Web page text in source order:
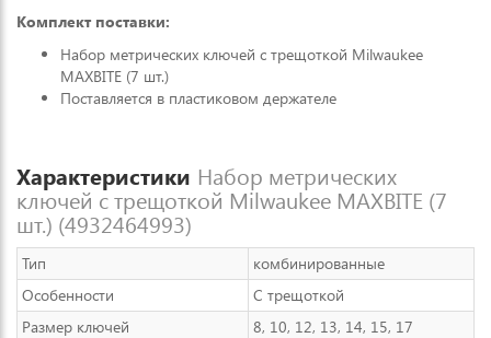
Комплект поставки:
Набор метрических ключей с трещоткой Milwaukee
MAXBITE (7 шт.)
Поставляется в пластиковом держателе
Характеристики Набор метрических
ключей с трещоткой Milwaukee MAXBITE (7
шт.) (4932464993)
Тип
комбинированные
Особенности
С трещоткой
Размер ключей
8, 10, 12, 13, 14, 15, 17